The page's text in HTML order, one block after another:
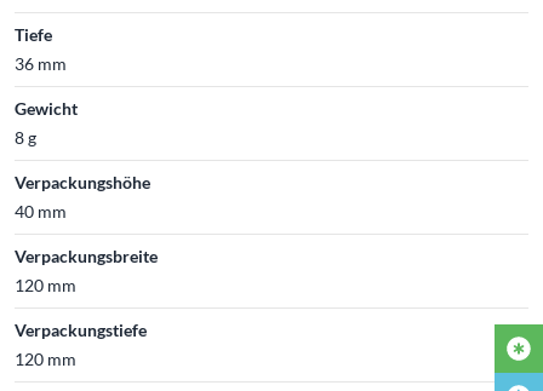
Tiefe
36 mm
Gewicht
8 g
Verpackungshöhe
40 mm
Verpackungsbreite
120 mm
Verpackungstiefe
120 mm